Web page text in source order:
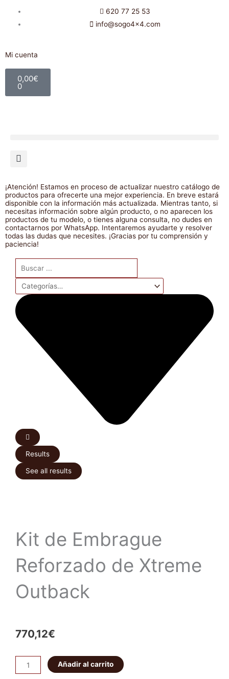
620 77 25 53
info@sogo4x4.com
Mi cuenta
0,00€
0
Carrito
¡Atención! Estamos en proceso de actualizar nuestro catálogo de
productos para ofrecerte una mejor experiencia. En breve estará
disponible con la información más actualizada. Mientras tanto, si
necesitas información sobre algún producto, o no aparecen los
productos de tu modelo, o tienes alguna consulta, no dudes en
contactarnos por WhatsApp. Intentaremos ayudarte y resolver
todas las dudas que necesites. ¡Gracias por tu comprensión y
paciencia!
Search
...
Results
See all results
Kit de Embrague
Reforzado de Xtreme
Outback
770,12€
de
Añadir al carrito